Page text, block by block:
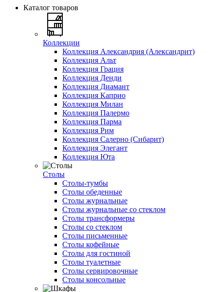
Каталог товаров
Коллекции
Коллекция Александрия (Александрит)
Коллекция Альт
Коллекция Грация
Коллекция Денди
Коллекция Диамант
Коллекция Каприо
Коллекция Милан
Коллекция Палермо
Коллекция Парма
Коллекция Рим
Коллекция Салерно (Сибарит)
Коллекция Элегант
Коллекция Юта
Столы
Столы-тумбы
Столы обеденные
Столы журнальные
Столы журнальные со стеклом
Столы трансформеры
Столы со стеклом
Столы письменные
Столы кофейные
Столы для гостиной
Столы туалетные
Столы сервировочные
Столы консольные